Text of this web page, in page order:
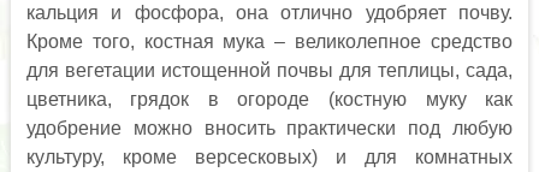
кальция и фосфора, она отлично удобряет почву.
Кроме того, костная мука – великолепное средство
для вегетации истощенной почвы для теплицы, сада,
цветника, грядок в огороде (костную муку как
удобрение можно вносить практически под любую
культуру, кроме версесковых) и для комнатных